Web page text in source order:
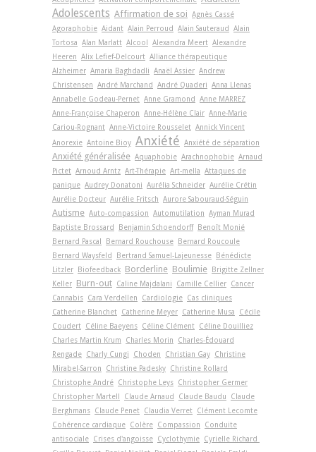
Adolescents Affirmation de soi Agnès Cassé
Agoraphobie Aidant Alain Perroud Alain Sauteraud
Alain
Tortosa Alan Marlatt Alcool Alexandra Meert Alexandre
Heeren Alix Lefief-Delcourt Alliance thérapeutique
Alzheimer Amaria Baghdadli Anaël Assier Andrew
Christensen André Marchand André Quaderi Anna Llenas
Annabelle Godeau-Pernet Anne Gramond
Anne MARREZ
Anne-Françoise Chaperon Anne-Hélène Clair Anne-Marie
Cariou-Rognant Anne-Victoire Rousselet Annick Vincent
Anorexie Antoine Bioy Anxiété Anxiété de séparation
Anxiété généralisée Aquaphobie Arachnophobie Arnaud
Pictet Arnoud Arntz Art-Thérapie Art-­mella Attaques de
panique Audrey Donatoni Aurélia Schneider Aurélie Crétin
Aurélie Docteur Aurélie Fritsch Aurore Sabouraud-Séguin
Autisme Auto-compassion Automutilation Ayman Murad
Baptiste Brossard
Benjamin Schoendorff
Benoît Monié
Bernard Pascal
Bernard Rouchouse
Bernard Roucoule
Bernard Waysfeld
Bertrand Samuel-Lajeunesse
Bénédicte
Litzler
Biofeedback Borderline Boulimie
Brigitte Zellner
Keller Burn-out Caline Majdalani Camille Cellier Cancer
Cannabis Cara Verdellen Cardiologie Cas cliniques
Catherine Blanchet Catherine Meyer Catherine Musa
Cécile
Coudert Céline Baeyens Céline Clément Céline Douilliez
Charles Martin Krum
Charles Morin
Charles-Édouard
Rengade Charly Cungi Choden Christian Gay Christine
Mirabel-Sarron
Christine Padesky Christine Rollard
Christophe André Christophe Leys Christopher Germer
Christopher Martell
Claude Arnaud Claude Baudu
Claude
Berghmans Claude Penet Claudia Verret Clément Lecomte
Cohérence cardiaque Colère Compassion
Conduite
antisociale Crises d'angoisse Cyclothymie Cyrielle Richard